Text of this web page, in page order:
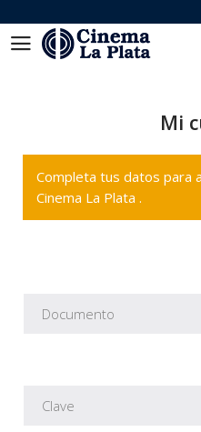
Mi
Completa tus datos para
Cinema La Plata .